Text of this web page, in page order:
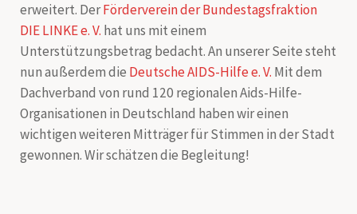
erweitert. DerFörderverein der Bundestagsfraktion
DIE LINKE e. V. hat uns mit einem
Unterstützungsbetrag bedacht. An unserer Seite steht
nun außerdem die Deutsche AIDS-Hilfe e. V. Mit dem
Dachverband von rund 120 regionalen Aids-Hilfe-
Organisationen in Deutschland haben wir einen
wichtigen weiteren Mitträger für Stimmen in der Stadt
gewonnen. Wir schätzen die Begleitung!